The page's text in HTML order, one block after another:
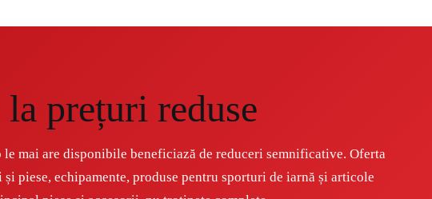
prețuri reduse
mai are disponibile beneficiază de reduceri semnificative. Oferta
piese, echipamente, produse pentru sporturi de iarnă și articole